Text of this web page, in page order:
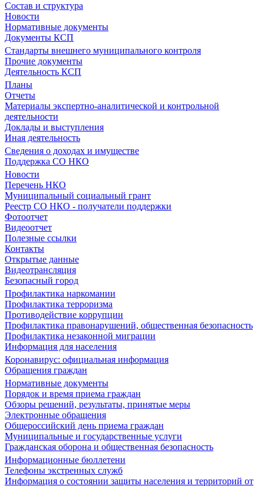
Состав и структура
Новости
Нормативные документы
Документы КСП
Стандарты внешнего муниципального контроля
Прочие документы
Деятельность КСП
Планы
Отчеты
Материалы экспертно-аналитической и контрольной
деятельности
Доклады и выступления
Иная деятельность
Сведения о доходах и имуществе
Поддержка СО НКО
Новости
Перечень НКО
Муниципальный социальный грант
Реестр СО НКО - получатели поддержки
Фотоотчет
Видеоотчет
Полезные ссылки
Контакты
Открытые данные
Видеотрансляция
Безопасный город
Профилактика наркомании
Профилактика терроризма
Противодействие коррупции
Профилактика правонарушений, общественная безопасность
Профилактика незаконной миграции
Информация для населения
Коронавирус: официальная информация
Обращения граждан
Нормативные документы
Порядок и время приема граждан
Обзоры решений, результаты, принятые меры
Электронные обращения
Общероссийский день приема граждан
Муниципальные и государственные услуги
Гражданская оборона и общественная безопасность
Информационные бюллетени
Телефоны экстренных служб
Информация о состоянии защиты населения и территорий от